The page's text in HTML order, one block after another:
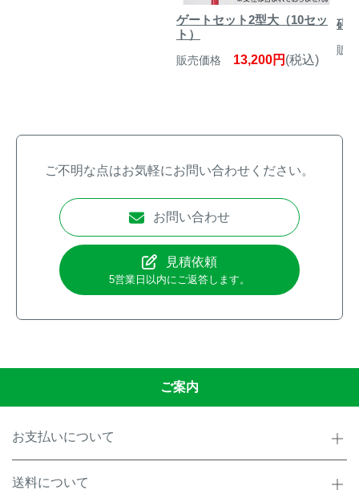
ゲートセット2型大（10セッ
ト）
販売価格 13,200円 (税込)
碍
販
ご不明な点はお気軽にお問い合わせください。
お問い合わせ
見積依頼
5営業日以内にご返答します。
ご案内
お支払いについて
送料について